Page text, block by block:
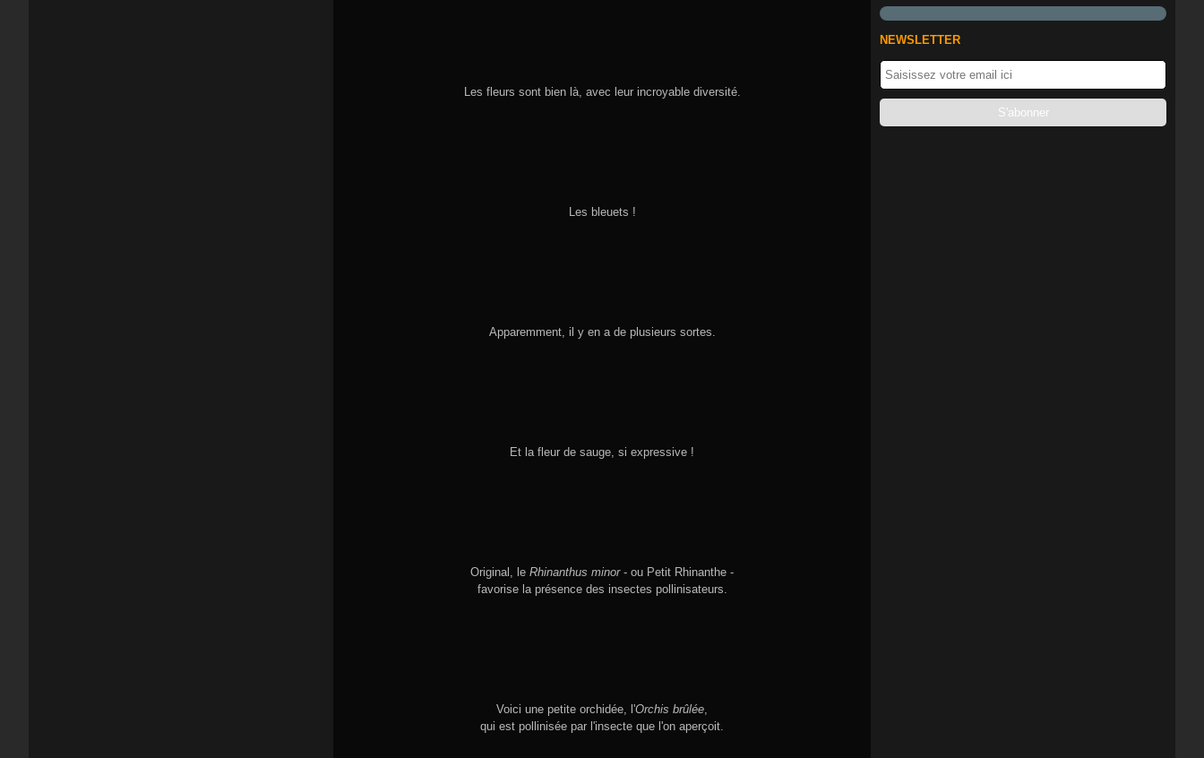
Les fleurs sont bien là, avec leur incroyable diversité.
Les bleuets !
Apparemment, il y en a de plusieurs sortes.
Et la fleur de sauge, si expressive !
Original, le Rhinanthus minor- ou Petit Rhinanthe -
favorise la présence des insectes pollinisateurs.
Voici une petite orchidée, l'Orchis brûlée,
qui est pollinisée par l'insecte que l'on aperçoit.
NEWSLETTER